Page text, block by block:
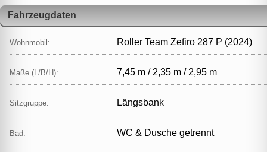
Fahrzeugdaten
Wohnmobil: Roller Team Zefiro 287 P (2024)
Maße (L/B/H): 7,45 m / 2,35 m / 2,95 m
Sitzgruppe: Längsbank
Bad: WC & Dusche getrennt